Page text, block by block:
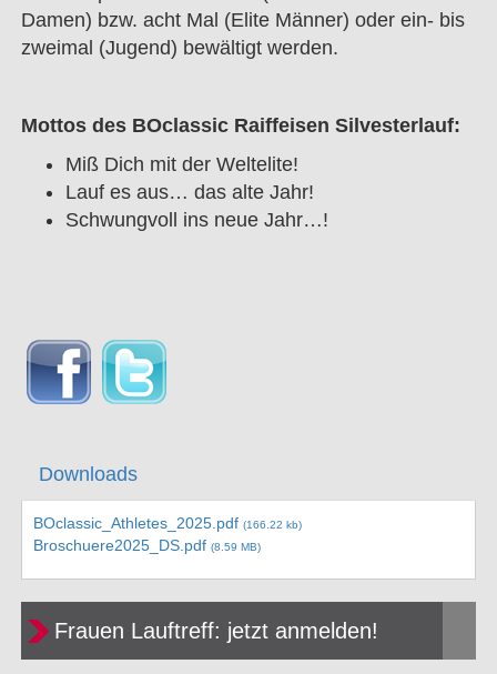
Damen) bzw. acht Mal (Elite Männer) oder ein- bis
zweimal (Jugend) bewältigt werden.
Mottos des BOclassic Raiffeisen Silvesterlauf:
Miß Dich mit der Weltelite!
Lauf es aus… das alte Jahr!
Schwungvoll ins neue Jahr…!
Downloads
BOclassic_Athletes_2025.pdf(166.22 kb)
Broschuere2025_DS.pdf(8.59 MB)
Frauen Lauftreff: jetzt anmelden!